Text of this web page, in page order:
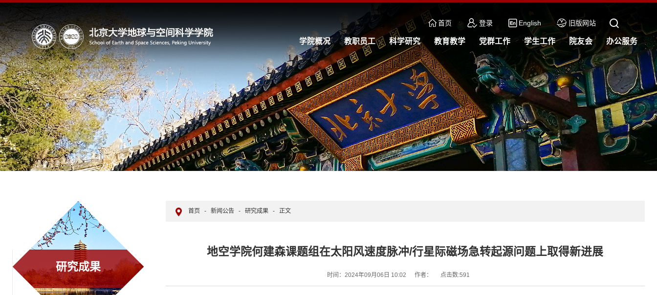
首页 登录 English 旧版网站
学院概况 教职员工 科学研究 教育教学 党群工作 学生工作 院友会 办公服务
研究成果
首页 - 新闻公告 - 研究成果 - 正文
地空学院何建森课题组在太阳风速度脉冲/行星际磁场急转起源问题上取得新进展
时间：2024年09月06日 10:02 作者： 点击数:591